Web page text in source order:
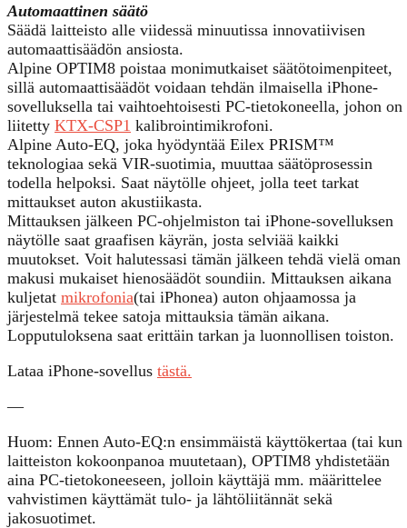
Automaattinen säätö
Säädä laitteisto alle viidessä minuutissa innovatiivisen
automaattisäädön ansiosta.
Alpine OPTIM8 poistaa monimutkaiset säätötoimenpiteet,
sillä automaattisäädöt voidaan tehdän ilmaisella iPhone-
sovelluksella tai vaihtoehtoisesti PC-tietokoneella, johon on
liitetty KTX-CSP1 kalibrointimikrofoni.
Alpine Auto-EQ, joka hyödyntää Eilex PRISM™
teknologiaa sekä VIR-suotimia, muuttaa säätöprosessin
todella helpoksi. Saat näytölle ohjeet, jolla teet tarkat
mittaukset auton akustiikasta.
Mittauksen jälkeen PC-ohjelmiston tai iPhone-sovelluksen
näytölle saat graafisen käyrän, josta selviää kaikki
muutokset. Voit halutessasi tämän jälkeen tehdä vielä oman
makusi mukaiset hienosäädöt soundiin. Mittauksen aikana
kuljetat mikrofonia(tai iPhonea) auton ohjaamossa ja
järjestelmä tekee satoja mittauksia tämän aikana.
Lopputuloksena saat erittäin tarkan ja luonnollisen toiston.
Lataa iPhone-sovellus tästä.
—
Huom: Ennen Auto-EQ:n ensimmäistä käyttökertaa (tai kun
laitteiston kokoonpanoa muutetaan), OPTIM8 yhdistetään
aina PC-tietokoneeseen, jolloin käyttäjä mm. määrittelee
vahvistimen käyttämät tulo- ja lähtöliitännät sekä
jakosuotimet.